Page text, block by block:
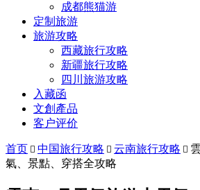
成都熊猫游
定制旅游
旅游攻略
西藏旅行攻略
新疆旅行攻略
四川旅游攻略
入藏函
文創產品
客户评价
首页  中国旅行攻略  云南旅行攻略 
氣、景點、穿搭全攻略